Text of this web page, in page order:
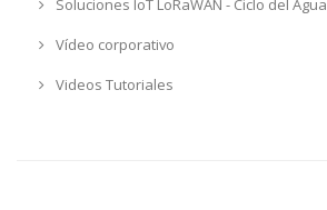
Soluciones IoT LoRaWAN - Ciclo del Agua
Vídeo corporativo
Videos Tutoriales